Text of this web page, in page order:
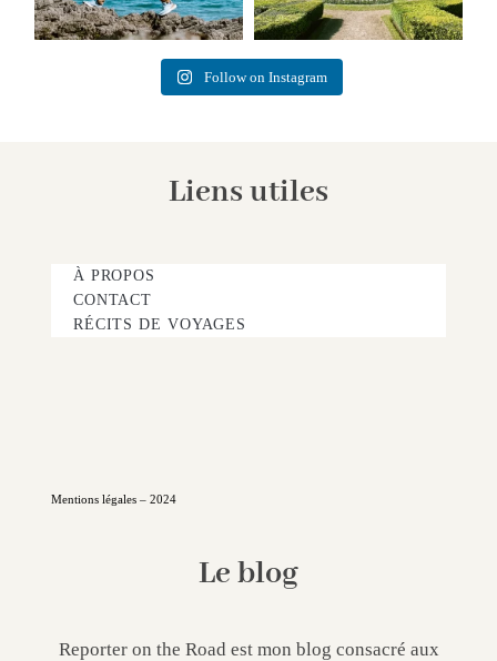
Follow on Instagram
Liens utiles
À PROPOS
CONTACT
RÉCITS DE VOYAGES
Mentions légales – 2024
Le blog
Reporter on the Road est mon blog consacré aux